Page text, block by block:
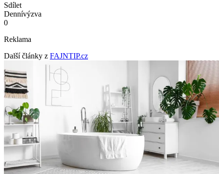
Sdílet
Dennívýzva
0
Reklama
Další články z FAJNTIP.cz